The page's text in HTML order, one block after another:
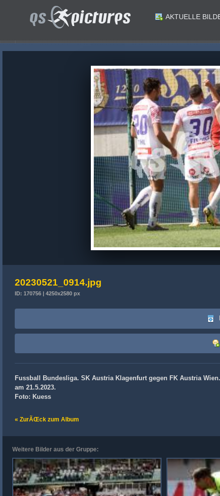
AKTUELLE
20230521_0914.jpg
ID: 170756 | 4250x2580 px
Fussball Bundesliga. SK Austria Klagenfurt gegen FK Austria
am 21.5.2023.
Foto: Kuess
« ZurÃŒck zum Album
Weitere Bilder aus der Gruppe: